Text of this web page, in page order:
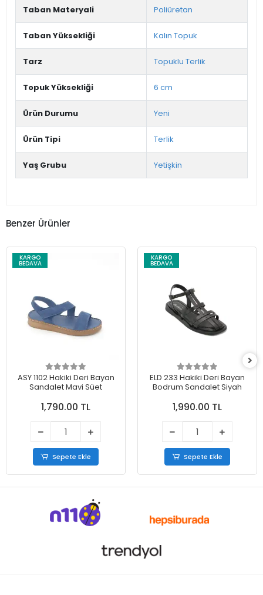
Taban Materyali Poliüretan
Taban Yüksekliği Kalın Topuk
Tarz Topuklu Terlik
Topuk Yüksekliği 6 cm
Ürün Durumu Yeni
Ürün Tipi Terlik
Yaş Grubu Yetişkin
Benzer Ürünler
KARGO
BEDAVA
ASY 1102 Hakiki Deri Bayan
Sandalet Mavi Süet
1,790.00 TL
Sepete Ekle
KARGO
BEDAVA
ELD 233 Hakiki Deri Bayan
Bodrum Sandalet Siyah
1,990.00 TL
Sepete Ekle